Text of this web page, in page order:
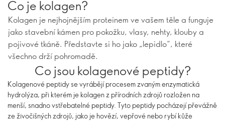
Co je kolagen?
Kolagen je nejhojnějším proteinem ve vašem těle a funguje
jako stavební kámen pro pokožku, vlasy, nehty, klouby a
pojivové tkáně. Představte si ho jako „lepidlo“, které
všechno drží pohromadě.
Co jsou kolagenové peptidy?
Kolagenové peptidy se vyrábějí procesem zvaným enzymatická
hydrolýza, při kterém je kolagen z přírodních zdrojů rozložen na
menší, snadno vstřebatelné peptidy. Tyto peptidy pocházejí převážně
ze živočišných zdrojů, jako je hovězí, vepřové nebo rybí kůže